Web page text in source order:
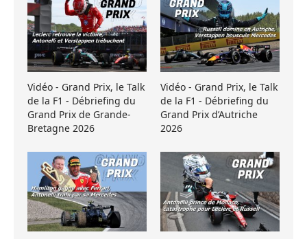
Vidéo - Grand Prix, le Talk
de la F1 - Débriefing du
Grand Prix de Grande-
Bretagne 2026
Vidéo - Grand Prix, le Talk
de la F1 - Débriefing du
Grand Prix d’Autriche
2026